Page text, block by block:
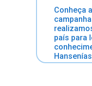
Conheça
país para